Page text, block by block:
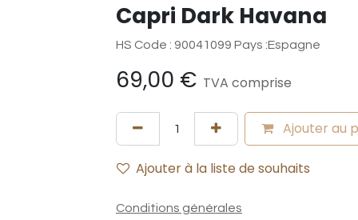
Capri Dark Havana
HS Code : 90041099 Pays :Espagne
69,00 € TVA comprise
Ajouter au
Ajouter à la liste de souhaits
Conditions générales